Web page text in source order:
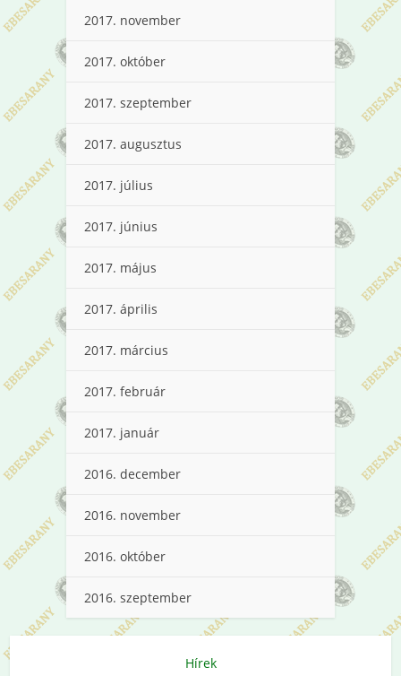
2017. november
2017. október
2017. szeptember
2017. augusztus
2017. július
2017. június
2017. május
2017. április
2017. március
2017. február
2017. január
2016. december
2016. november
2016. október
2016. szeptember
Hírek